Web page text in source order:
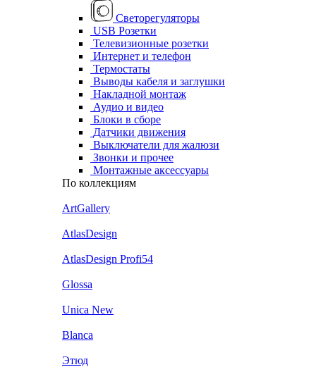
Светорегуляторы
USB Розетки
Телевизионные розетки
Интернет и телефон
Термостаты
Выводы кабеля и заглушки
Накладной монтаж
Аудио и видео
Блоки в сборе
Датчики движения
Выключатели для жалюзи
Звонки и прочее
Монтажные аксессуары
По коллекциям
ArtGallery
AtlasDesign
AtlasDesign Profi54
Glossa
Unica New
Blanca
Этюд